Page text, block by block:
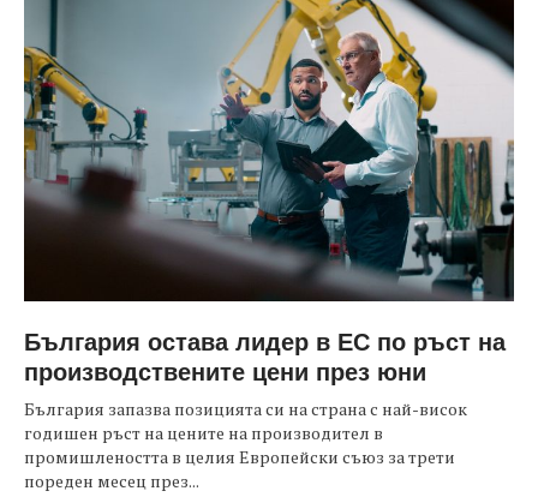
България остава лидер в ЕС по ръст на
производствените цени през юни
България запазва позицията си на страна с най-висок
годишен ръст на цените на производител в
промишлеността в целия Европейски съюз за трети
пореден месец през...